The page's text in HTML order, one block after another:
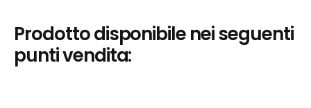
Prodotto disponibile nei seguenti
punti vendita: